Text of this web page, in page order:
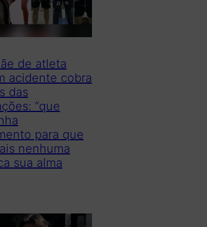
de atleta
acidente cobra
das
“que
para que
nenhuma
sua alma